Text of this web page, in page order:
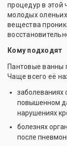
процедур в этой
молодых
вещества
Кому подходят
Пантовые ванны
Чаще всего её
заболеваниях
повышенном
нарушениях
болезнях
после